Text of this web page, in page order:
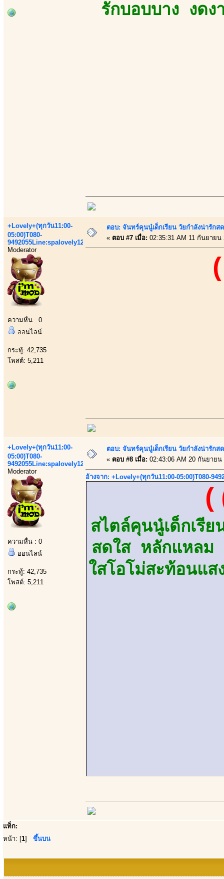
รักบอบบาง งด
+Lovely+(ทุกวัน11:00-
05:00)T080-
9492055Line:spalovely123
Moderator
ความหื่น : 0
ออนไลน์
กระทู้: 42,735
โพสต์: 5,211
ตอบ: จันทร์คุนนู๋เด็กเรียน วัยกำลังน่ารัก
« ตอบ #7 เมื่อ: 02:35:31 AM 11 กันยายน
+Lovely+(ทุกวัน11:00-
05:00)T080-
9492055Line:spalovely123
Moderator
ความหื่น : 0
ออนไลน์
กระทู้: 42,735
โพสต์: 5,211
ตอบ: จันทร์คุนนู๋เด็กเรียน วัยกำลังน่ารัก
« ตอบ #8 เมื่อ: 02:43:06 AM 20 กันยายน
อ้างจาก: +Lovely+(ทุกวัน11:00-05:00)T080-
สไตล์คุนนู๋เด็กเรี
สดใส หลักแหลม
ใสโอโม่สะท้อนแ
แท็ก:
หน้า: [1] ขึ้นบน